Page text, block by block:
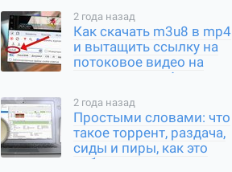
2 года назад
Как скачать m3u8 в mp4
и вытащить ссылку на
потоковое видео на
компьютере и Андроид
2 года назад
Простыми словами: что
такое торрент, раздача,
сиды и пиры, как это
работает